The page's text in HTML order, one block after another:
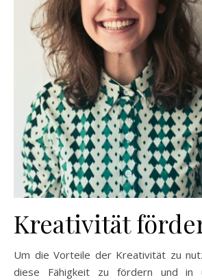
Kreativität
Um die Vorteile der Kreativität zu
diese Fähigkeit zu fördern und in